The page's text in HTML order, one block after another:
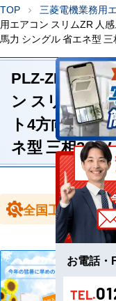
TOP chevron_right 三菱電機業務用
用エアコン スリムZR 人
馬力 シングル 省エネ型
PLZ-
ン スリムZR
ト4方向 i-ス
ネ型 三相
全国工事対応
お電話・
TEL.